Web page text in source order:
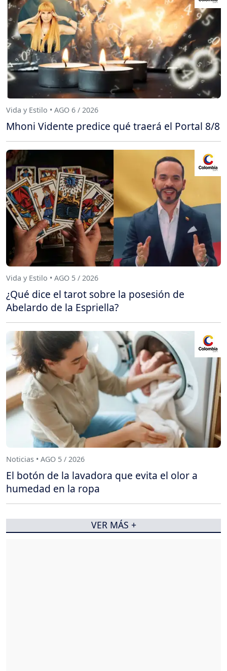
Vida y Estilo • AGO 6 / 2026
Mhoni Vidente predice qué traerá el Portal 8/8
Vida y Estilo • AGO 5 / 2026
¿Qué dice el tarot sobre la posesión de
Abelardo de la Espriella?
Noticias • AGO 5 / 2026
El botón de la lavadora que evita el olor a
humedad en la ropa
VER MÁS +